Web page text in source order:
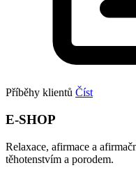
Příběhy klientů Číst
E-SHOP
Relaxace, afirmace a
těhotenstvím a porodem.